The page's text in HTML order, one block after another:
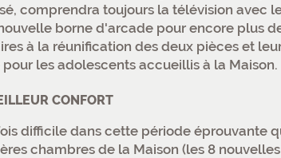
comprendra toujours la télévision avec
borne d'arcade pour encore plus
à la réunification des deux pièces et
les adolescents accueillis à la Maison.
CONFORT
difficile dans cette période éprouvante
chambres de la Maison (les 8